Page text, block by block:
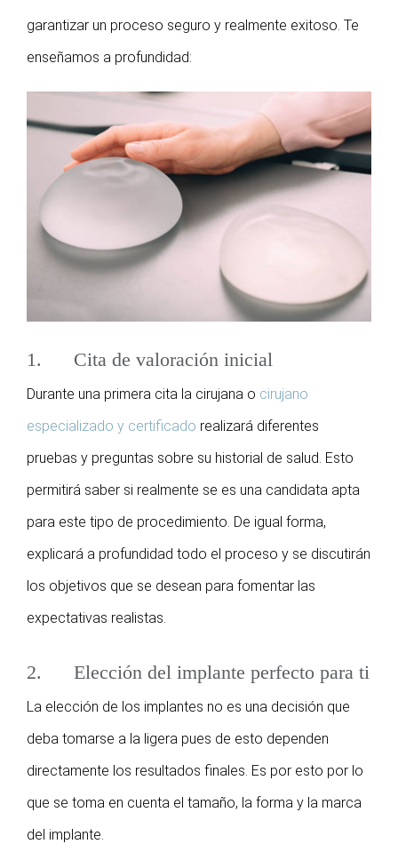
garantizar un proceso seguro y realmente exitoso. Te
enseñamos a profundidad:
1. Cita de valoración inicial
Durante una primera cita la cirujana o cirujano
especializado y certificado realizará diferentes
pruebas y preguntas sobre su historial de salud. Esto
permitirá saber si realmente se es una candidata apta
para este tipo de procedimiento. De igual forma,
explicará a profundidad todo el proceso y se discutirán
los objetivos que se desean para fomentar las
expectativas realistas.
2. Elección del implante perfecto para ti
La elección de los implantes no es una decisión que
deba tomarse a la ligera pues de esto dependen
directamente los resultados finales. Es por esto por lo
que se toma en cuenta el tamaño, la forma y la marca
del implante.